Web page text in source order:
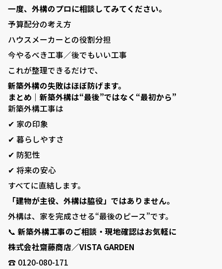
一度、外構のプロに相談してみてください。
予算配分の考え方
ハウスメーカーとの役割分担
今やるべき工事／後でもいい工事
これが整理できるだけで、
新築外構の失敗はほぼ防げます。
まとめ｜新築外構は“最後”ではなく“最初から”
新築外構工事は
✔ 家の印象
✔ 暮らしやすさ
✔ 防犯性
✔ 将来の安心
すべてに直結します。
「建物が主役、外構は脇役」ではありません。
外構は、家を完成させる“最後のピース”です。
📞 新築外構工事のご相談・現地確認はお気軽に
株式会社齋藤商店／VISTA GARDEN
☎ 0120-080-171